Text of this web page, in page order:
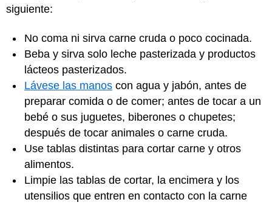
siguiente:
No coma ni sirva carne cruda o poco cocinada.
Beba y sirva solo leche pasterizada y productos
lácteos pasterizados.
Lávese las manos con agua y jabón, antes de
preparar comida o de comer; antes de tocar a un
bebé o sus juguetes, biberones o chupetes;
después de tocar animales o carne cruda.
Use tablas distintas para cortar carne y otros
alimentos.
Limpie las tablas de cortar, la encimera y los
utensilios que entren en contacto con la carne